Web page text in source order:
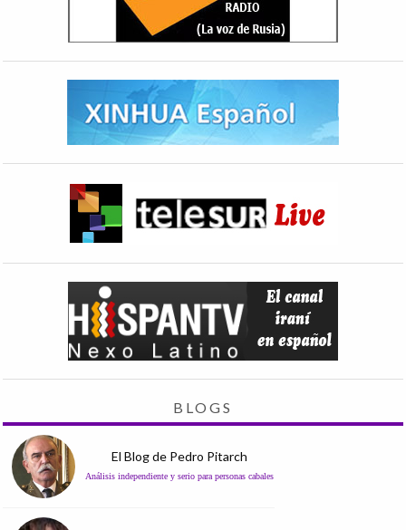
BLOGS
El Blog de Pedro Pitarch
Análisis independiente y serio para personas cabales